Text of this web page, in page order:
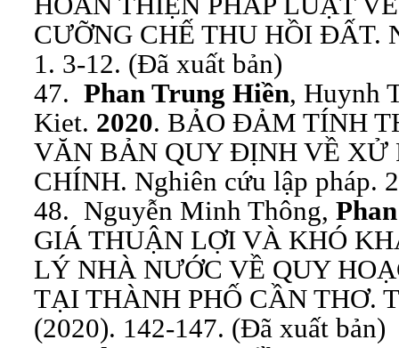
CƯỠNG CHẾ THU HỒI ĐẤT.
1. 3-12. (Đã xuất bản)
47. Phan Trung Hiền, Huynh
Kiet. 2020. BẢO ĐẢM TÍNH
VĂN BẢN QUY ĐỊNH VỀ XỬ
CHÍNH. Nghiên cứu lập pháp.
48. Nguyễn Minh Thông,
GIÁ THUẬN LỢI VÀ KHÓ
LÝ NHÀ NƯỚC VỀ QUY
TẠI THÀNH PHỐ CẦN THƠ.
(2020). 142-147. (Đã xuất bản)